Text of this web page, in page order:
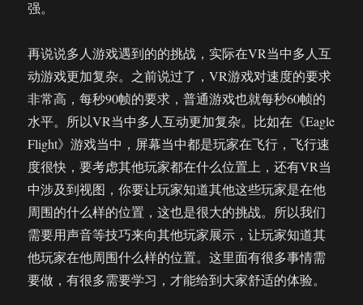
强。
再说说多人游戏遇到的的挑战，实际在VR当中多人互
动游戏更加复杂。之前说过了，VR游戏对速度的要求
非常高，每秒90帧的要求，普通游戏也就每秒60帧的
水平。所以VR当中多人互动更加复杂。比如在《Eagle
Flight》游戏当中，屏幕当中都是玩家在飞行，飞行速
度很快，要考虑其他玩家都在什么位置上，还有VR当
中涉及到视图，你要让玩家知道其他这些玩家是在他
周围的什么样的位置，这也是很大的挑战。所以我们
需要用声音等技巧来向其他玩家展示，让玩家知道其
他玩家在他周围什么样的位置。这里面有很多事情需
要做，有很多需要学习，才能给到大家舒适的体验。